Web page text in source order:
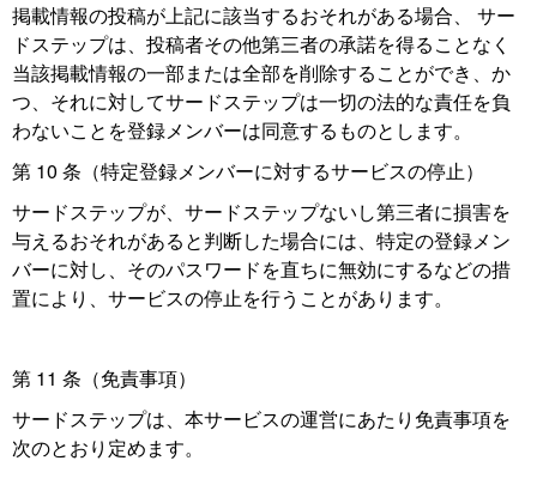
掲載情報の投稿が上記に該当するおそれがある場合、 サー
ドステップは、投稿者その他第三者の承諾を得ることなく
当該掲載情報の一部または全部を削除することができ、か
つ、それに対してサードステップは一切の法的な責任を負
わないことを登録メンバーは同意するものとします。
第 10 条（特定登録メンバーに対するサービスの停止）
サードステップが、サードステップないし第三者に損害を
与えるおそれがあると判断した場合には、特定の登録メン
バーに対し、そのパスワードを直ちに無効にするなどの措
置により、サービスの停止を行うことがあります。
第 11 条（免責事項）
サードステップは、本サービスの運営にあたり免責事項を
次のとおり定めます。